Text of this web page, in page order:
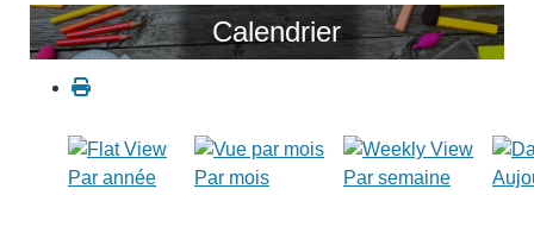
Calendrier
Par année Par mois Par semaine